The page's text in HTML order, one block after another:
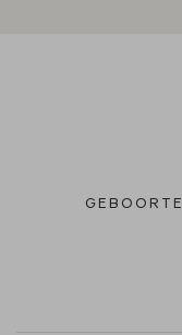
GEBOORTE